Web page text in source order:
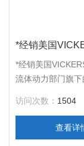
*经销美国
*经销美国
流体动力部门旗
*的多元化工业产
的声誉。上海谱
访问次数： 1504
查看详